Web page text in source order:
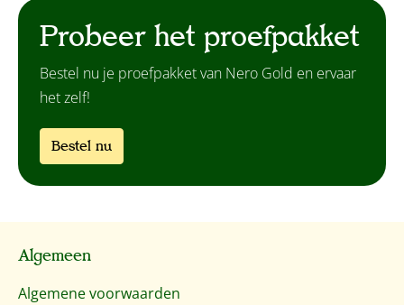
Probeer het proefpakket
Bestel nu je proefpakket van Nero Gold en ervaar
het zelf!
Bestel nu
Algemeen
Algemene voorwaarden